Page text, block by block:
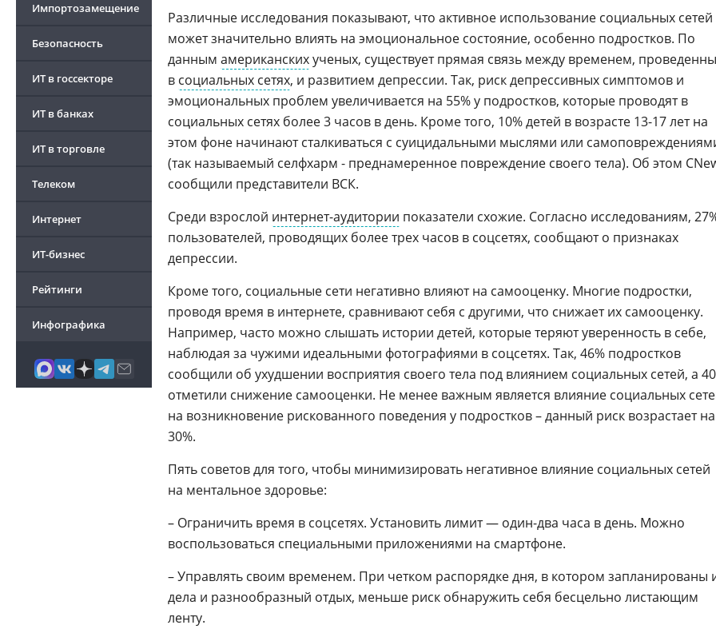
Импортозамещение
Безопасность
ИТ в госсекторе
ИТ в банках
ИТ в торговле
Телеком
Интернет
ИТ-бизнес
Рейтинги
Инфографика
Различные исследования показывают, что активное использование социальных сетей
может значительно влиять на эмоциональное состояние, особенно подростков. По
данным американскихученых, существует прямая связь между временем,
в социальных сетях, и развитием депрессии. Так, риск депрессивных симптомов и
эмоциональных проблем увеличивается на 55% у подростков, которые проводят в
социальных сетях более 3 часов в день. Кроме того, 10% детей в возрасте 13-17 лет на
этом фоне начинают сталкиваться с суицидальными мыслями или
(так называемый селфхарм - преднамеренное повреждение своего тела). Об этом
сообщили представители ВСК.
Среди взрослой интернет-аудитории показатели схожие. Согласно исследованиям,
пользователей, проводящих более трех часов в соцсетях, сообщают о признаках
депрессии.
Кроме того, социальные сети негативно влияют на самооценку. Многие подростки,
проводя время в интернете, сравнивают себя с другими, что снижает их самооценку.
Например, часто можно слышать истории детей, которые теряют уверенность в себе,
наблюдая за чужими идеальными фотографиями в соцсетях. Так, 46% подростков
сообщили об ухудшении восприятия своего тела под влиянием социальных сетей, а
отметили снижение самооценки. Не менее важным является влияние социальных
на возникновение рискованного поведения у подростков – данный риск возрастает на
30%.
Пять советов для того, чтобы минимизировать негативное влияние социальных сетей
на ментальное здоровье:
– Ограничить время в соцсетях. Установить лимит — один-два часа в день. Можно
воспользоваться специальными приложениями на смартфоне.
– Управлять своим временем. При четком распорядке дня, в котором запланированы
дела и разнообразный отдых, меньше риск обнаружить себя бесцельно листающим
ленту.